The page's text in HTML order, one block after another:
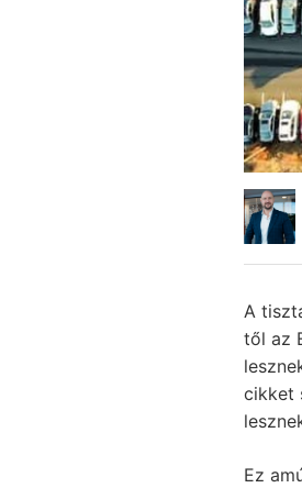
A
től az
cikket
Ez